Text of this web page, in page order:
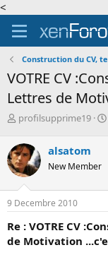
<
Construction du CV,
VOTRE CV
Lettres de
A
t
e
u
r
d
e
a
d
profilsupprime19
alsatom
New Member
9 Decembre 2010
Re : VOTRE CV
de Motivation